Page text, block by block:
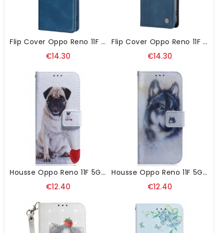
Flip Cover Oppo Reno 11F 5G Style Daim
€14.30
Flip Cover Oppo Reno 11F 5G YIKATU
€14.30
Housse Oppo Reno 11F 5G Pug Dog
€12.40
Housse Oppo Reno 11F 5G Loup Aquarelle
€12.40